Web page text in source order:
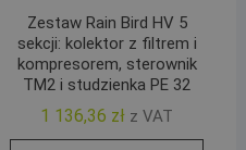
Zestaw Rain Bird HV 5
sekcji: kolektor z filtrem i
kompresorem, sterownik
TM2 i studzienka PE 32
1 136,36 zł z VAT